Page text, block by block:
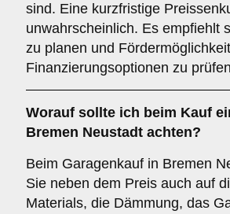
sind. Eine kurzfristige
unwahrscheinlich. Es empfiehlt
zu planen und
Finanzierungsoptionen zu
Worauf sollte ich beim Kauf
Bremen Neustadt achten?
Beim Garagenkauf in Bremen
Sie neben dem Preis auch auf
Materials, die Dämmung, das